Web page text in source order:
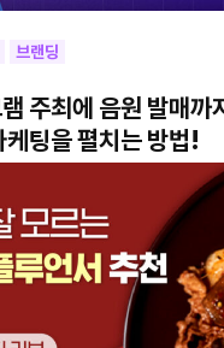
브랜딩
주최에 음원 발매
팅을 펼치는 방법!